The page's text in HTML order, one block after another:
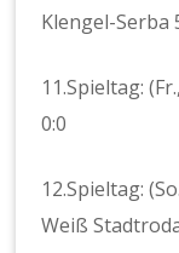
Klengel-Serba
11.Spieltag:
0:0
12.Spieltag:
Weiß